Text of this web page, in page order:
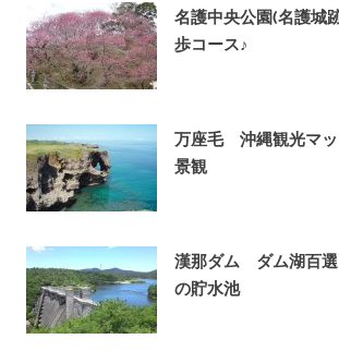
名護中央公園(名護
歩コース♪
万座毛 沖縄観光マ
景観
漢那ダム ダム湖百選
の貯水池